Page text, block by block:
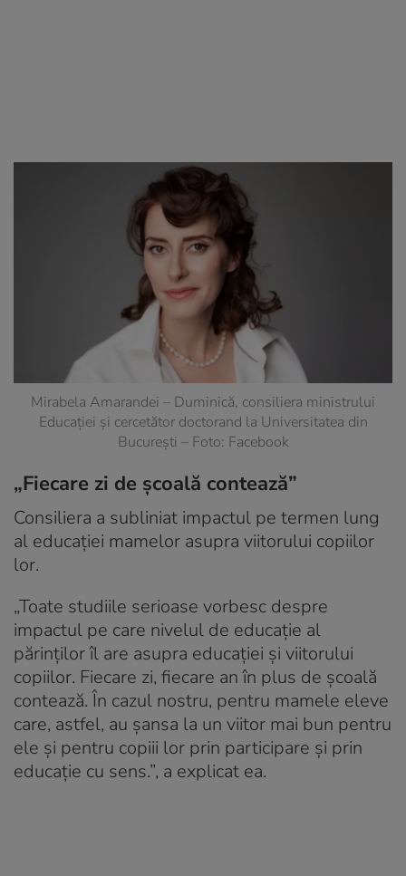
Mirabela Amarandei – Duminică, consiliera ministrului
Educaţiei şi cercetător doctorand la Universitatea din
Bucureşti – Foto: Facebook
„Fiecare zi de şcoală contează”
Consiliera a subliniat impactul pe termen lung
al educației mamelor asupra viitorului copiilor
lor.
„Toate studiile serioase vorbesc despre
impactul pe care nivelul de educaţie al
părinţilor îl are asupra educaţiei şi viitorului
copiilor. Fiecare zi, fiecare an în plus de şcoală
contează. În cazul nostru, pentru mamele eleve
care, astfel, au șansa la un viitor mai bun pentru
ele și pentru copiii lor prin participare și prin
educație cu sens.”, a explicat ea.